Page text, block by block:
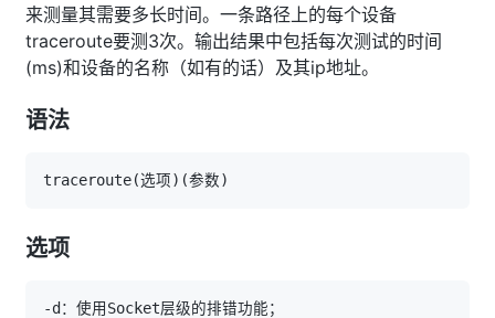
来测量其需要多长时间。一条路径上的每个设备
traceroute要测3次。输出结果中包括每次测试的时间
(ms)和设备的名称（如有的话）及其ip地址。
语法
traceroute(选项) (参数)
选项